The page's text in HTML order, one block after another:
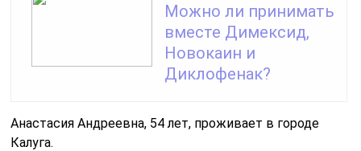
Можно ли принимать
вместе Димексид,
Новокаин и
Диклофенак?
Анастасия Андреевна, 54 лет, проживает в городе
Калуга.